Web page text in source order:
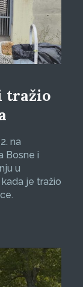
tražio
na
Bosne i
u
je tražio